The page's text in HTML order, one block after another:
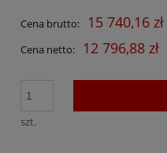
Cena brutto: 15 740,16 zł
Cena netto: 12 796,88 zł
szt.